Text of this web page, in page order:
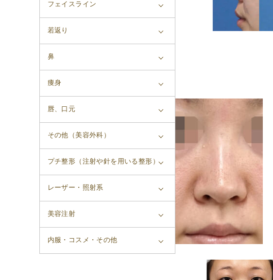
フェイスライン
若返り
鼻
痩身
唇、口元
その他（美容外科）
プチ整形（注射や針を用いる整形）
レーザー・照射系
美容注射
内服・コスメ・その他